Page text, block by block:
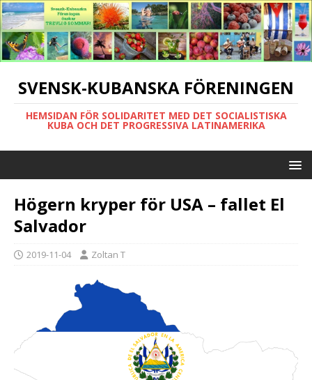
SVENSK-KUBANSKA FÖRENINGEN
HEMSIDAN FÖR SOLIDARITET MED DET SOCIALISTISKA
KUBA OCH DET PROGRESSIVA LATINAMERIKA
Högern kryper för USA – fallet El
Salvador
2019-11-04 Zoltan T